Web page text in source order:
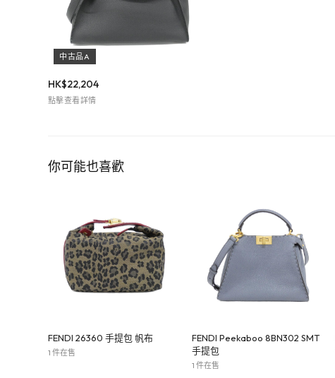
中古品A
HK$22,204
點擊查看詳情
你可能也喜歡
FENDI 26360 手提包 帆布
1 件在售
FENDI Peekaboo 8BN302 SMT
手提包
1 件在售